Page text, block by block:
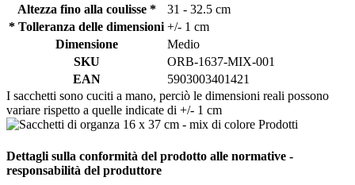
Altezza fino alla coulisse *
31 - 32.5 cm
* Tolleranza delle dimensioni +/- 1 cm
Dimensione
Medio
SKU
ORB-1637-MIX-001
EAN
5903003401421
I sacchetti sono cuciti a mano, perciò le dimensioni reali possono
variare rispetto a quelle indicate di +/- 1 cm
Dettagli sulla conformità del prodotto alle normative -
responsabilità del produttore